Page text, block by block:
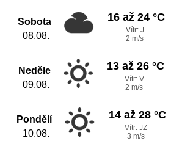
Sobota
08.08.
16 až 24 °C
Vítr: J
2 m/s
Neděle
09.08.
13 až 26 °C
Vítr: V
2 m/s
Pondělí
10.08.
14 až 28 °C
Vítr: JZ
3 m/s